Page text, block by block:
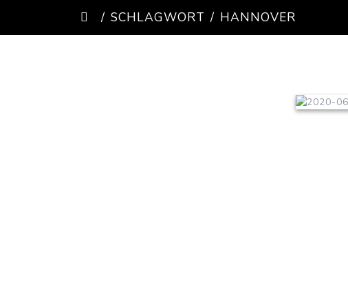
SCHLAGWORT HANNOVER